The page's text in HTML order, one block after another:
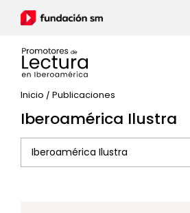
Inicio / Publicaciones
Iberoamérica Ilustra